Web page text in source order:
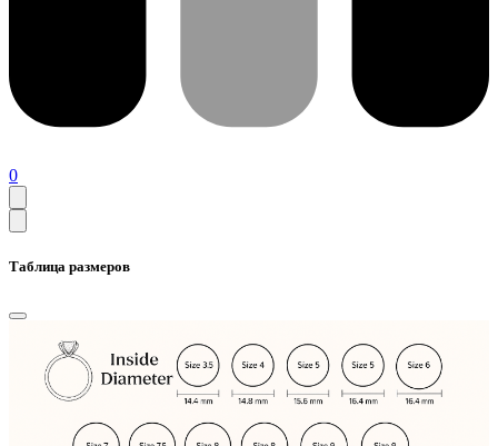
0
Таблица размеров